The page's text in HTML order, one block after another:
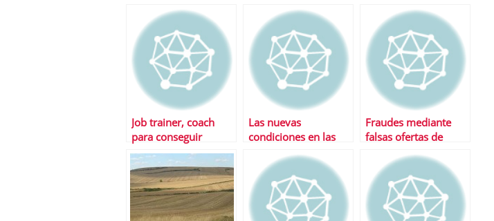
algunas dÃ©cadas
Job trainer, coach
para conseguir
empleo
Las nuevas
condiciones en las
puede despedir
Fraudes mediante
falsas ofertas de